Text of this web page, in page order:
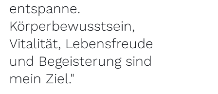
entspanne.
Körperbewusstsein,
Vitalität, Lebensfreude
und Begeisterung sind
mein Ziel."